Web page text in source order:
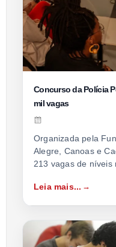
Concurso da Polícia
mil vagas
Organizada pela
Alegre, Canoas e
213 vagas de níveis
Leia mais...